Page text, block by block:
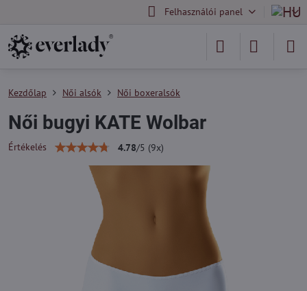
Felhasználói panel
Kezdőlap Női alsók Női boxeralsók
Női bugyi KATE Wolbar
Értékelés 4.78/5 (9x)